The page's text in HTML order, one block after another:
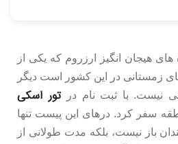
هیجان انگیز ارزروم که یکی از
زمستانی در این کشور است دیگر
نیست. با ثبت نام در
تور اسکی
سفر کرد. درهای این پیست تنها
باز نیست، بلکه مدت طولانی از